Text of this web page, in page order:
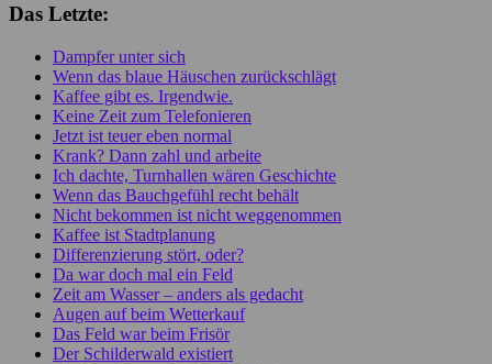
Das Letzte:
Dampfer unter sich
Wenn das blaue Häuschen zurückschlägt
Kaffee gibt es. Irgendwie.
Keine Zeit zum Telefonieren
Jetzt ist teuer eben normal
Krank? Dann zahl und arbeite
Ich dachte, Turnhallen wären Geschichte
Wenn das Bauchgefühl recht behält
Nicht bekommen ist nicht weggenommen
Kaffee ist Stadtplanung
Differenzierung stört, oder?
Da war doch mal ein Feld
Zeit am Wasser – anders als gedacht
Augen auf beim Wetterkauf
Das Feld war beim Frisör
Der Schilderwald existiert